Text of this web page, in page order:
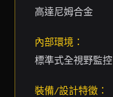
高達尼姆合金
內部環境：
標準式全視野監控
裝備/設計特徵：